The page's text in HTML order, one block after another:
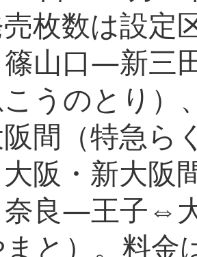
枚数は設定
篠山口―新三
こうのとり
間（特急
阪・新大阪
奈良―王子⇔
と）。料金